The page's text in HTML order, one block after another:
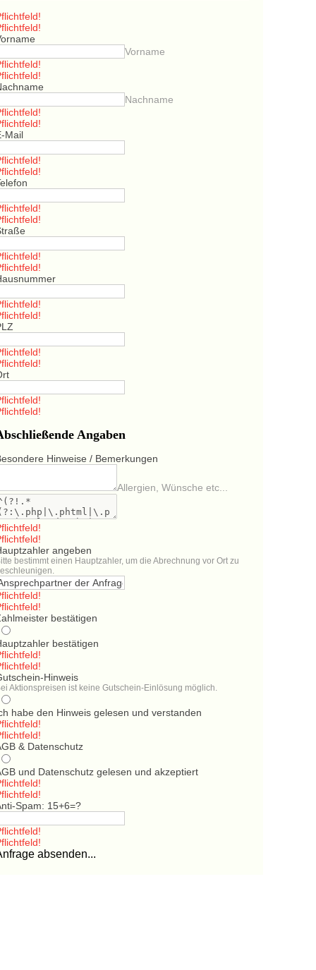
Vorname
Nachname
Mail
Angaben
Hinweise / Bemerkungen
Allergien, Wünsche etc...
angeben
bestimmt einen Hauptzahler, um die Abrechnung vor Ort zu
bestätigen
bestätigen
Hinweis
Aktionspreisen ist keine Gutschein-Einlösung möglich.
habe den Hinweis gelesen und verstanden
& Datenschutz
und Datenschutz gelesen und akzeptiert
Spam: 15+6=?
absenden...